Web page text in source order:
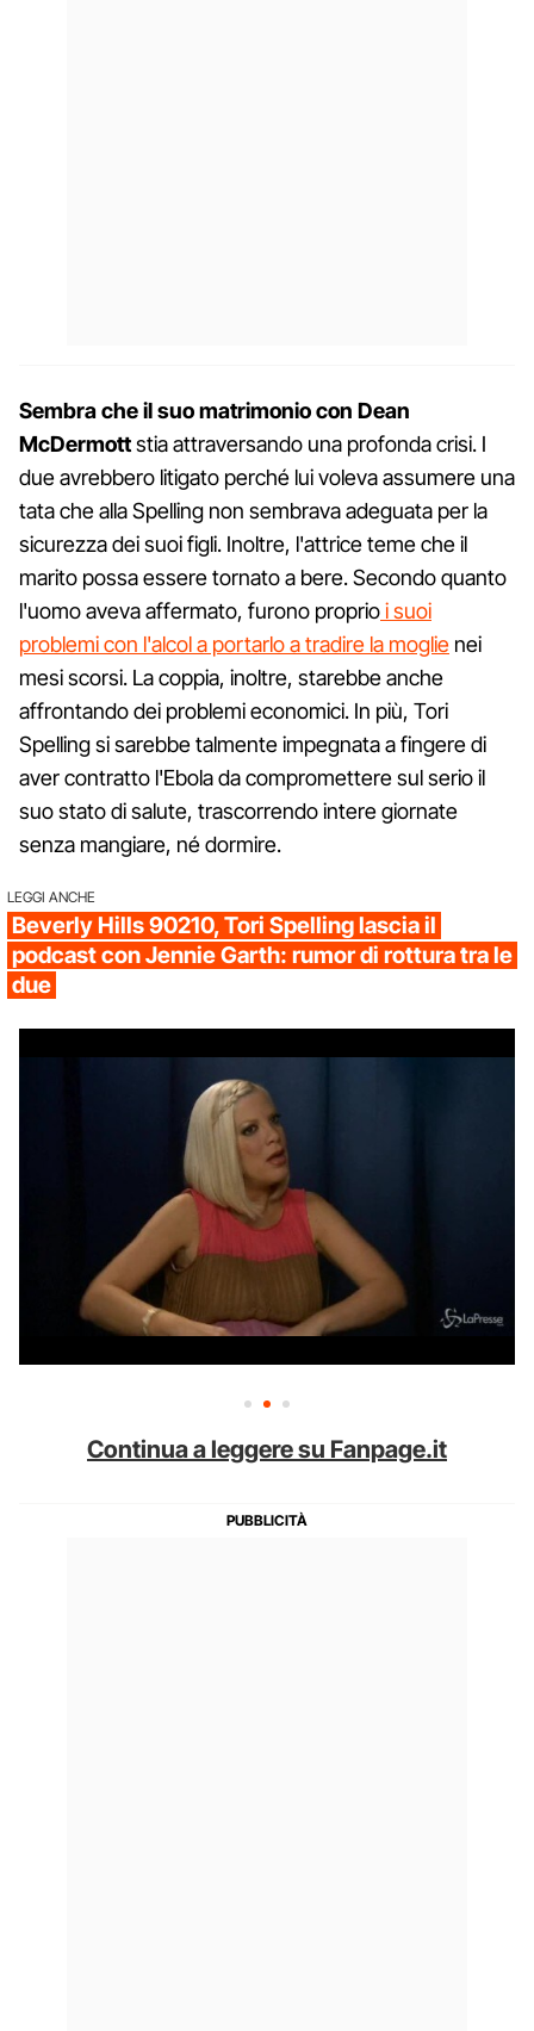
Sembra che il suo matrimonio con Dean
McDermottstia attraversando una profonda crisi. I
due avrebbero litigato perché lui voleva assumere una
tata che alla Spelling non sembrava adeguata per la
sicurezza dei suoi figli. Inoltre, l'attrice teme che il
marito possa essere tornato a bere. Secondo quanto
l'uomo aveva affermato, furono proprioi suoi
problemi con l'alcol a portarlo a tradire la moglie nei
mesi scorsi. La coppia, inoltre, starebbe anche
affrontando dei problemi economici. In più, Tori
Spelling si sarebbe talmente impegnata a fingere di
aver contratto l'Ebola da compromettere sul serio il
suo stato di salute, trascorrendo intere giornate
senza mangiare, né dormire.
LEGGI ANCHE
Beverly Hills 90210, Tori Spelling lascia il
podcast con Jennie Garth: rumor di rottura tra le
due
Continua a leggere su Fanpage.it